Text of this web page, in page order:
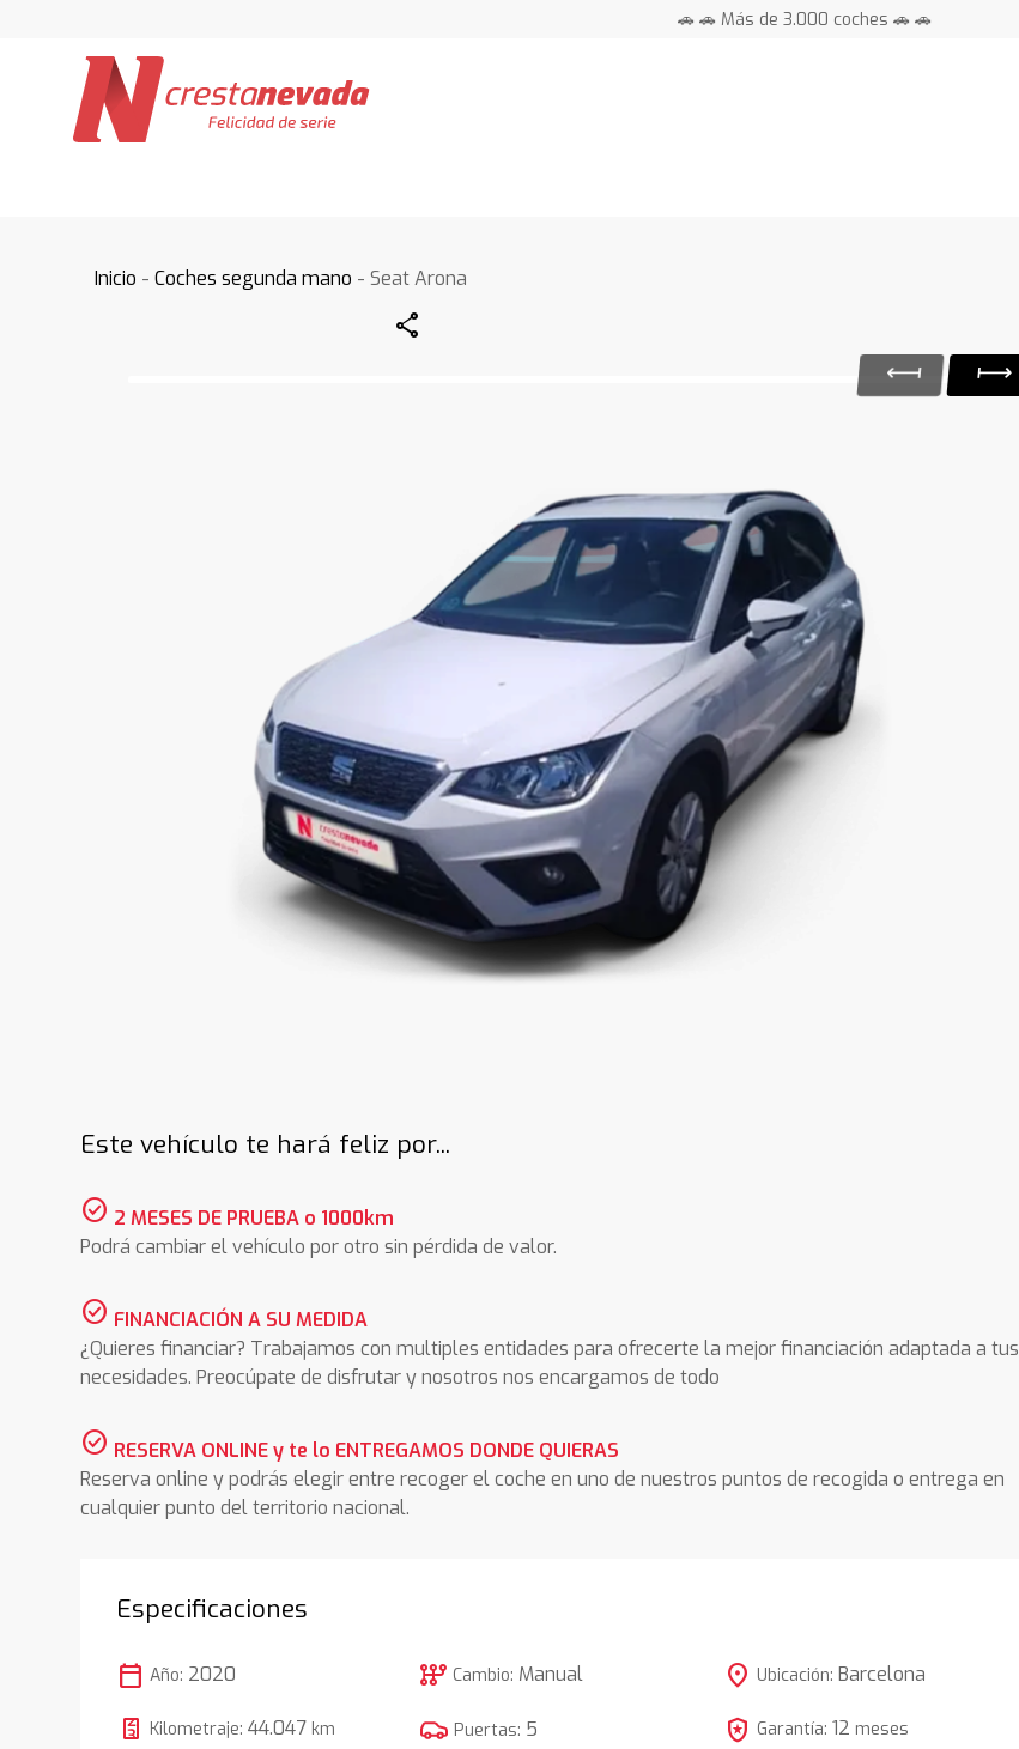
🚗 🚗 Más de 3.000 coches 🚗 🚗
Inicio -Coches segunda mano - Seat Arona
Share
Este vehículo te hará feliz por...
check_circle 2 MESES DE PRUEBA o 1000km
Podrá cambiar el vehículo por otro sin pérdida de valor.
check_circle FINANCIACIÓN A SU MEDIDA
¿Quieres financiar? Trabajamos con multiples entidades para ofrecerte la mejor financiación adaptada a tus
necesidades. Preocúpate de disfrutar y nosotros nos encargamos de todo
check_circle RESERVA ONLINE y te lo ENTREGAMOS DONDE QUIERAS
Reserva online y podrás elegir entre recoger el coche en uno de nuestros puntos de recogida o entrega en
cualquier punto del territorio nacional.
Especificaciones
calendar_today Año: 2020
Kilometraje:44.047 km
auto_transmission Cambio: Manual
Puertas: 5
location_on Ubicación: Barcelona
local_police Garantía: 12 meses